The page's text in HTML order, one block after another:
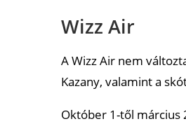
Wizz Air
A Wizz Air nem
Kazany, valamint a
Október 1-től március